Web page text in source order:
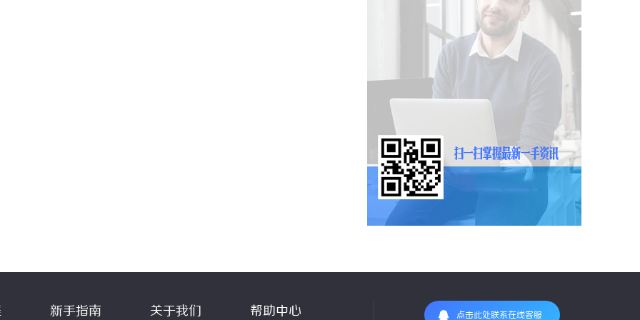
新手指南 关于我们 帮助中心 点击此处联系在线客服